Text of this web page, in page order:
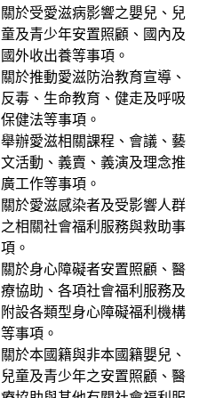
關於受愛滋病影響之嬰兒、兒
童及青少年安置照顧、國內及
國外收出養等事項。
關於推動愛滋防治教育宣導、
反毒、生命教育、健走及呼吸
保健法等事項。
舉辦愛滋相關課程、會議、藝
文活動、義賣、義演及理念推
廣工作等事項。
關於愛滋感染者及受影響人群
之相關社會福利服務與救助事
項。
關於身心障礙者安置照顧、醫
療協助、各項社會福利服務及
附設各類型身心障礙福利機構
等事項。
關於本國籍與非本國籍嬰兒、
兒童及青少年之安置照顧、醫